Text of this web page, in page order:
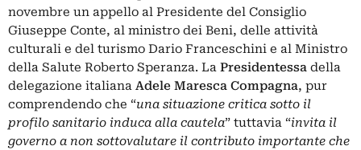
novembre un appello al Presidente del Consiglio
Giuseppe Conte, al ministro dei Beni, delle attività
culturali e del turismo Dario Franceschini e al Ministro
della Salute Roberto Speranza. La Presidentessa della
delegazione italiana Adele Maresca Compagna, pur
comprendendo che “una situazione critica sotto il
profilo sanitario induca alla cautela” tuttavia “invita il
governo a non sottovalutare il contributo importante che